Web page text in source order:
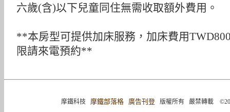
六歲(含)以下兒童同住無需收取額外費用。
**本房型可提供加床服務，加床費用
限請來電預約**
摩鐵科技 摩鐵部落格 廣告刊登 版權所有 嚴禁轉載